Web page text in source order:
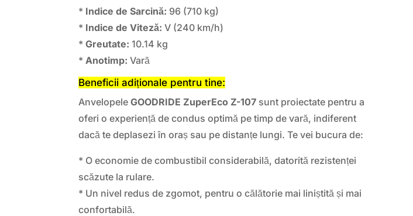
* Indice de Sarcină: 96 (710 kg)
* Indice de Viteză: V (240 km/h)
*Greutate: 10.14 kg
* Anotimp: Vară
Beneficii adiționale pentru tine:
AnvelopeleGOODRIDE ZuperEco Z-107 sunt proiectate pentru a
oferi o experiență de condus optimă pe timp de vară, indiferent
dacă te deplasezi în oraș sau pe distanțe lungi. Te vei bucura de:
* O economie de combustibil considerabilă, datorită rezistenței
scăzute la rulare.
* Un nivel redus de zgomot, pentru o călătorie mai liniștită și mai
confortabilă.